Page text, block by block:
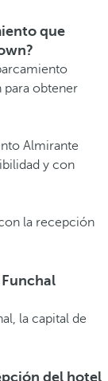
que
para obtener
Almirante
y con
la recepción
la capital de
del hotel